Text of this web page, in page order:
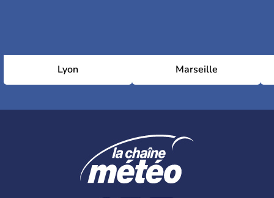
Lyon Marseille